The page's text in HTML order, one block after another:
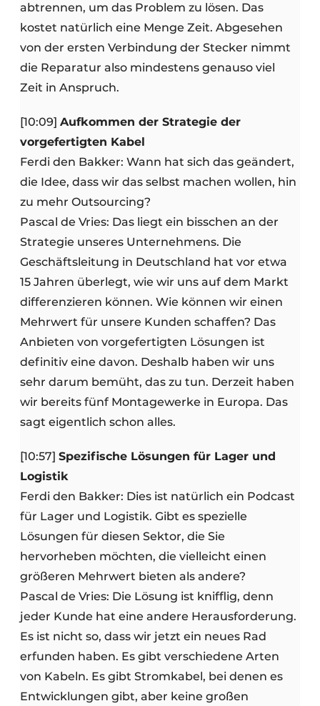
abtrennen, um das Problem zu lösen. Das
kostet natürlich eine Menge Zeit. Abgesehen
von der ersten Verbindung der Stecker nimmt
die Reparatur also mindestens genauso viel
Zeit in Anspruch.
[10:09] Aufkommen der Strategie der
vorgefertigten Kabel
Ferdi den Bakker: Wann hat sich das geändert,
die Idee, dass wir das selbst machen wollen, hin
zu mehr Outsourcing?
Pascal de Vries: Das liegt ein bisschen an der
Strategie unseres Unternehmens. Die
Geschäftsleitung in Deutschland hat vor etwa
15 Jahren überlegt, wie wir uns auf dem Markt
differenzieren können. Wie können wir einen
Mehrwert für unsere Kunden schaffen? Das
Anbieten von vorgefertigten Lösungen ist
definitiv eine davon. Deshalb haben wir uns
sehr darum bemüht, das zu tun. Derzeit haben
wir bereits fünf Montagewerke in Europa. Das
sagt eigentlich schon alles.
[10:57] Spezifische Lösungen für Lager und
Logistik
Ferdi den Bakker: Dies ist natürlich ein Podcast
für Lager und Logistik. Gibt es spezielle
Lösungen für diesen Sektor, die Sie
hervorheben möchten, die vielleicht einen
größeren Mehrwert bieten als andere?
Pascal de Vries: Die Lösung ist knifflig, denn
jeder Kunde hat eine andere Herausforderung.
Es ist nicht so, dass wir jetzt ein neues Rad
erfunden haben. Es gibt verschiedene Arten
von Kabeln. Es gibt Stromkabel, bei denen es
Entwicklungen gibt, aber keine großen